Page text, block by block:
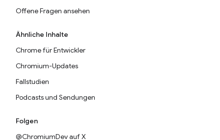
Offene Fragen ansehen
Ähnliche Inhalte
Chrome für Entwickler
Chromium-Updates
Fallstudien
Podcasts und Sendungen
Folgen
@ChromiumDev auf X